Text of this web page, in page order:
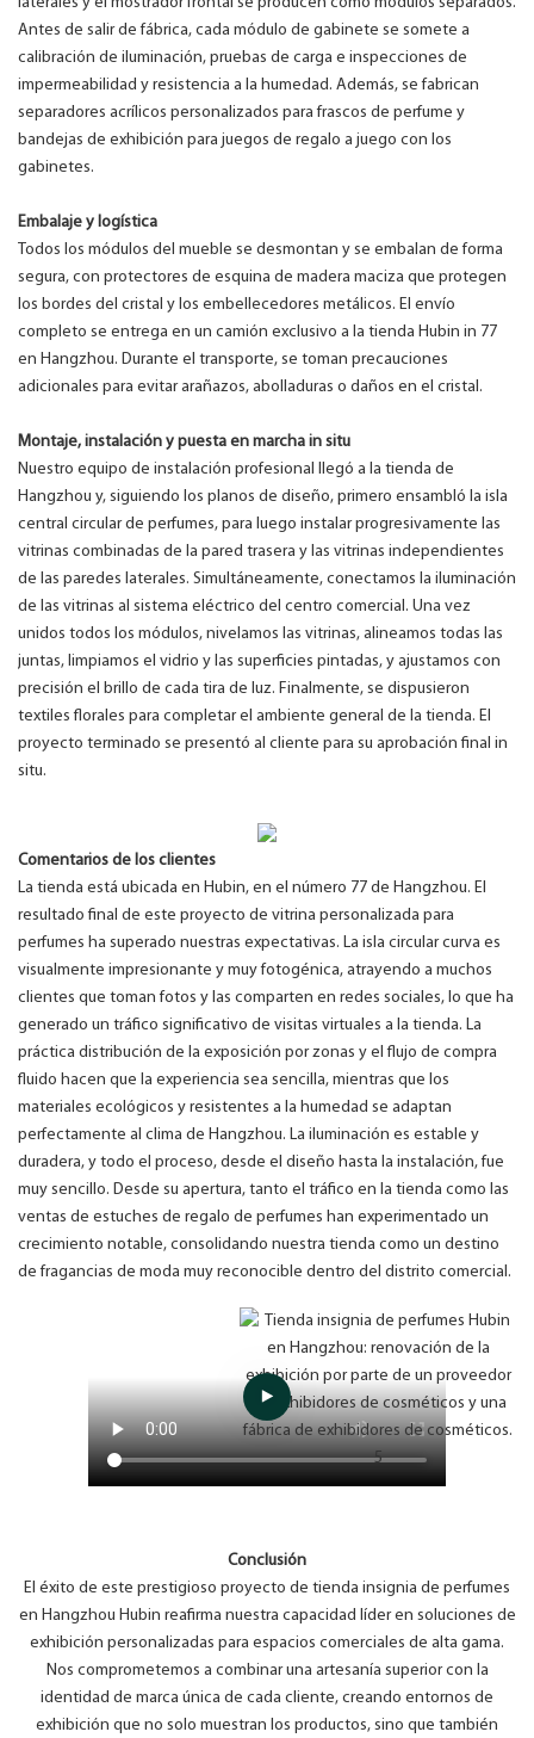
Antes de salir de fábrica, cada módulo de gabinete se somete a
calibración de iluminación, pruebas de carga e inspecciones de
impermeabilidad y resistencia a la humedad. Además, se fabrican
separadores acrílicos personalizados para frascos de perfume y
bandejas de exhibición para juegos de regalo a juego con los
gabinetes.
Embalaje y logística
Todos los módulos del mueble se desmontan y se embalan de forma
segura, con protectores de esquina de madera maciza que protegen
los bordes del cristal y los embellecedores metálicos. El envío
completo se entrega en un camión exclusivo a la tienda Hubin in 77
en Hangzhou. Durante el transporte, se toman precauciones
adicionales para evitar arañazos, abolladuras o daños en el cristal.
Montaje, instalación y puesta en marcha in situ
Nuestro equipo de instalación profesional llegó a la tienda de
Hangzhou y, siguiendo los planos de diseño, primero ensambló la isla
central circular de perfumes, para luego instalar progresivamente las
vitrinas combinadas de la pared trasera y las vitrinas independientes
de las paredes laterales. Simultáneamente, conectamos la iluminación
de las vitrinas al sistema eléctrico del centro comercial. Una vez
unidos todos los módulos, nivelamos las vitrinas, alineamos todas las
juntas, limpiamos el vidrio y las superficies pintadas, y ajustamos con
precisión el brillo de cada tira de luz. Finalmente, se dispusieron
textiles florales para completar el ambiente general de la tienda. El
proyecto terminado se presentó al cliente para su aprobación final in
situ.
Comentarios de los clientes
La tienda está ubicada en Hubin, en el número 77 de Hangzhou. El
resultado final de este proyecto de vitrina personalizada para
perfumes ha superado nuestras expectativas. La isla circular curva es
visualmente impresionante y muy fotogénica, atrayendo a muchos
clientes que toman fotos y las comparten en redes sociales, lo que ha
generado un tráfico significativo de visitas virtuales a la tienda. La
práctica distribución de la exposición por zonas y el flujo de compra
fluido hacen que la experiencia sea sencilla, mientras que los
materiales ecológicos y resistentes a la humedad se adaptan
perfectamente al clima de Hangzhou. La iluminación es estable y
duradera, y todo el proceso, desde el diseño hasta la instalación, fue
muy sencillo. Desde su apertura, tanto el tráfico en la tienda como las
ventas de estuches de regalo de perfumes han experimentado un
crecimiento notable, consolidando nuestra tienda como un destino
de fragancias de moda muy reconocible dentro del distrito comercial.
Conclusión
El éxito de este prestigioso proyecto de tienda insignia de perfumes
en Hangzhou Hubin reafirma nuestra capacidad líder en soluciones de
exhibición personalizadas para espacios comerciales de alta gama.
Nos comprometemos a combinar una artesanía superior con la
identidad de marca única de cada cliente, creando entornos de
exhibición que no solo muestran los productos, sino que también